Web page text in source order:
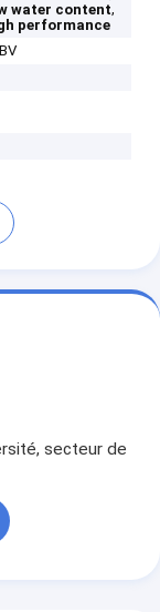
water content,
performance
secteur de